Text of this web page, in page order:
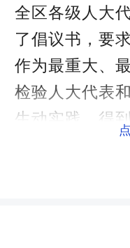
全区各级人大
了倡议书，要
作为最重大、
检验人大代表
生动实践，得
积极响应，并